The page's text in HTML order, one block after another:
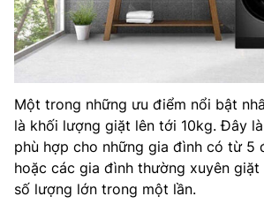
Một trong những ưu điểm nổi bật
là khối lượng giặt lên tới 10kg. Đây
phù hợp cho những gia đình có từ 5
hoặc các gia đình thường xuyên giặt
số lượng lớn trong một lần.